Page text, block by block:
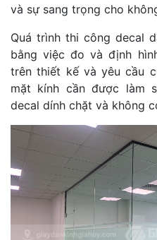
và sự sang trọng cho
Quá trình thi công decal
bằng việc đo và định
trên thiết kế và yêu cầu
mặt kính cần được làm
decal dính chặt và không